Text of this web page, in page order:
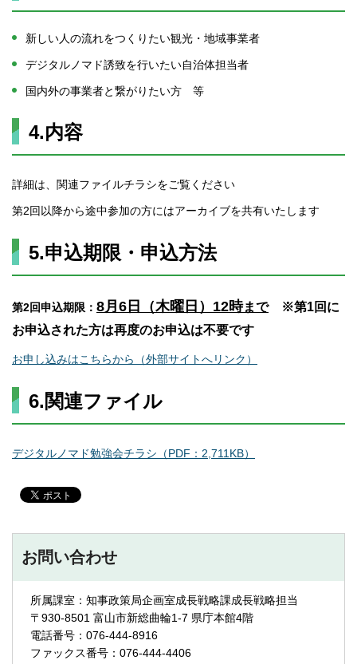
新しい人の流れをつくりたい観光・地域事業者
デジタルノマド誘致を行いたい自治体担当者
国内外の事業者と繋がりたい方 等
4.内容
詳細は、関連ファイルチラシをご覧ください
第2回以降から途中参加の方にはアーカイブを共有いたします
5.申込期限・申込方法
第2回申込期限： 8月6日（木曜日）12時まで※第1回に
お申込された方は再度のお申込は不要です
お申し込みはこちらから（外部サイトへリンク）
6.関連ファイル
デジタルノマド勉強会チラシ（PDF：2,711KB）
お問い合わせ
所属課室：知事政策局企画室成長戦略課成長戦略担当
〒930-8501 富山市新総曲輪1-7 県庁本館4階
電話番号：076-444-8916
ファックス番号：076-444-4406